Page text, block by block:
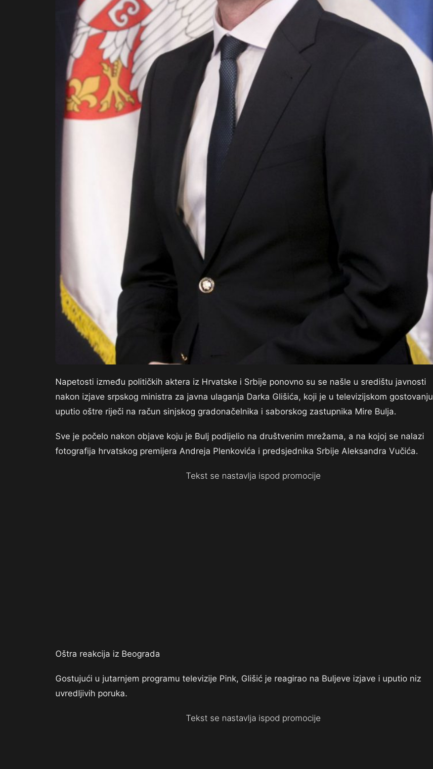
Napetosti između političkih aktera iz Hrvatske i Srbije ponovno su se našle u središtu javnosti
nakon izjave srpskog ministra za javna ulaganja Darka Glišića, koji je u televizijskom gostovanju
uputio oštre riječi na račun sinjskog gradonačelnika i saborskog zastupnika Mire Bulja.
Sve je počelo nakon objave koju je Bulj podijelio na društvenim mrežama, a na kojoj se nalazi
fotografija hrvatskog premijera Andreja Plenkovića i predsjednika Srbije Aleksandra Vučića.
Tekst se nastavlja ispod promocije
Oštra reakcija iz Beograda
Gostujući u jutarnjem programu televizije Pink, Glišić je reagirao na Buljeve izjave i uputio niz
uvredljivih poruka.
Tekst se nastavlja ispod promocije